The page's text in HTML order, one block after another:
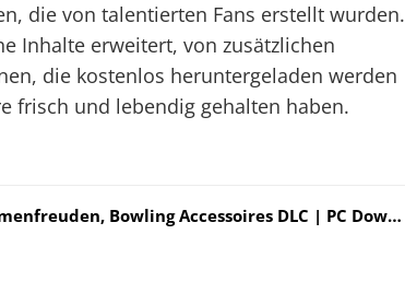
die von talentierten Fans erstellt wurden.
Inhalte erweitert, von zusätzlichen
die kostenlos heruntergeladen werden
frisch und lebendig gehalten haben.
Die Sims 4 Bundle - Großstadtleben, Gaumenfreuden, Bowling Accessoires DLC | PC Download - Origin Code